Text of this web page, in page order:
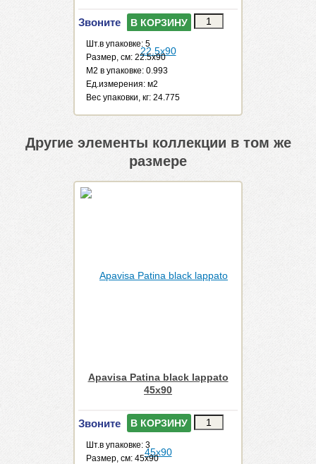
Звоните В КОРЗИНУ
Шт.в упаковке: 5
Размер, см: 22.5x90
М2 в упаковке: 0.993
Ед.измерения: м2
Веc упаковки, кг: 24.775
Другие элементы коллекции в том же
размере
Apavisa Patina black lappato
45x90
Звоните В КОРЗИНУ
Шт.в упаковке: 3
Размер, см: 45x90